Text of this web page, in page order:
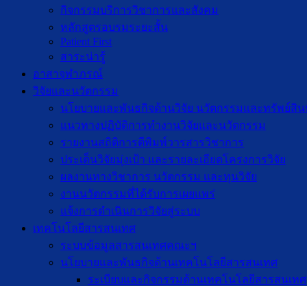
กิจกรรมบริการวิชาการและสังคม
หลักสูตรอบรมระยะสั้น
Patient First
สาระน่ารู้
อาสาจุฬาภรณ์
วิจัยและนวัตกรรม
นโยบายและพันธกิจด้านวิจัย นวัตกรรมและทรัพย์สิ
แนวทางปฏิบัติการทำงานวิจัยและนวัตกรรม
รายงานสถิติการตีพิมพ์วารสารวิชาการ
ประเด็นวิจัยมุ่งเป้า และรายละเอียดโครงการวิจัย
ผลงานทางวิชาการ นวัตกรรม และทุนวิจัย
งานนวัตกรรมที่ได้รับการเผยแพร่
แจ้งการดำเนินการวิจัยสู่ระบบ
เทคโนโลยีสารสนเทศ
ระบบข้อมูลสารสนเทศคณะฯ
นโยบายและพันธกิจด้านเทคโนโลยีสารสนเทศ
ระเบียบและกิจกรรมด้านเทคโนโลยีสารสนเทศ